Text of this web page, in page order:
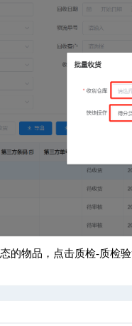
的物品，点击质检-质检